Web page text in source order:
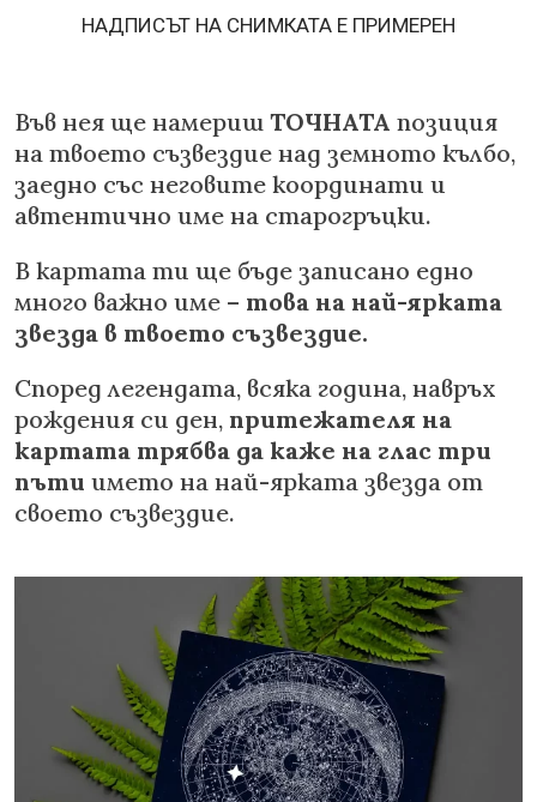
НАДПИСЪТ НА СНИМКАТА Е ПРИМЕРЕН
Във нея ще намериш ТОЧНАТА позиция
на твоето съзвездие над земното кълбо,
заедно със неговите координати и
автентично име на старогръцки.
В картата ти ще бъде записано едно
много важно име – това на най-ярката
звезда в твоето съзвездие.
Според легендата, всяка година, навръх
рождения си ден, притежателя на
картата трябва да каже на глас три
пъти името на най-ярката звезда от
своето съзвездие.